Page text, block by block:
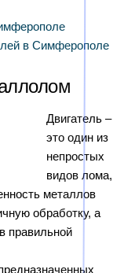
в Симферополе
Двигатель –
это один из
непростых
видов лома,
металлов
обработку, а
правильной